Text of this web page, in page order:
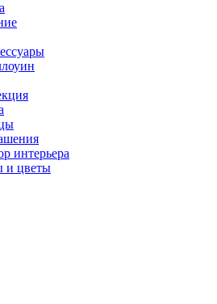
интерьера
и цветы